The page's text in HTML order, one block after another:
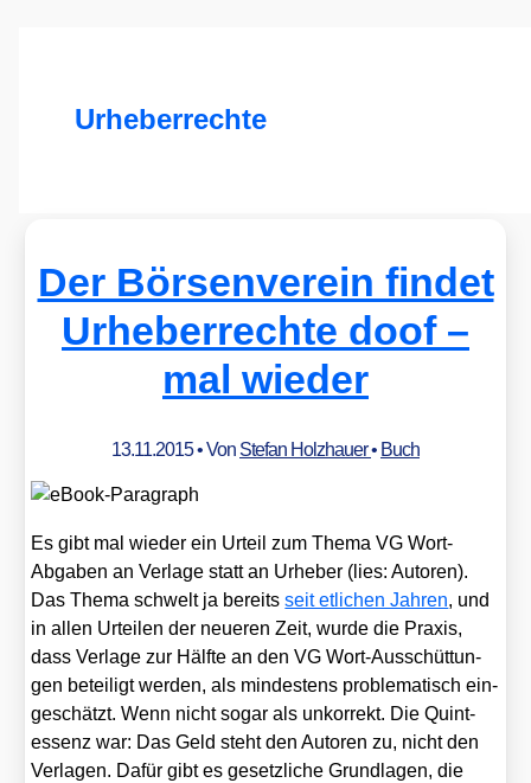
Urheberrechte
Der Börsenverein findet
Urheberrechte doof –
mal wieder
13.11.2015• Von Stefan Holzhauer• Buch
Es gibt mal wie­der ein Urteil zum The­ma VG Wort-
Abga­ben an Ver­la­ge statt an Urhe­ber (lies: Autoren).
Das The­ma schwelt ja bereitsseit etli­chen Jah­ren, und
in allen Urtei­len der neue­ren Zeit, wur­de die Pra­xis,
dass Ver­la­ge zur Hälf­te an den VG Wort-Aus­schüt­tun­
gen betei­ligt wer­den, als min­des­tens pro­ble­ma­tisch ein­
ge­schätzt. Wenn nicht sogar als unkor­rekt. Die Quint­
essenz war: Das Geld steht den Autoren zu, nicht den
Ver­la­gen. Dafür gibt es gesetz­li­che Grund­la­gen, die